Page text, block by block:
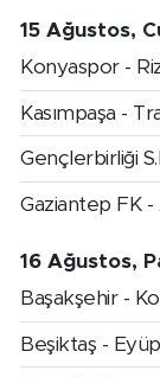
15 Ağustos,
Konyaspor -
Kasımpaşa -
Gençlerbirliği
Gaziantep FK
16 Ağustos,
Başakşehir -
Beşiktaş -